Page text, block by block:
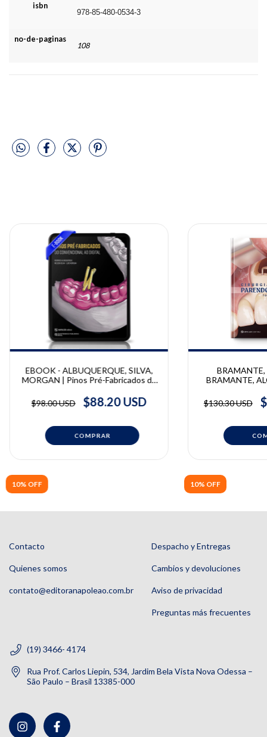
isbn
978-85-480-0534-3
no-de-paginas
108
10% OFF
EBOOK - ALBUQUERQUE, SILVA,
MORGAN | Pinos Pré-Fabricados do
Albuquerque - Nelson Silva - Luís
Morgan
$98.00 USD $88.20 USD
10% OFF
BRAMANTE,
BRAMANTE,
Ricardo
Bramante,
$130.30 USD
Contacto
Quienes somos
contato@editoranapoleao.com.br
Despacho y Entregas
Cambios y devoluciones
Aviso de privacidad
Preguntas más frecuentes
(19) 3466- 4174
Rua Prof. Carlos Liepin, 534, Jardim Bela Vista Nova Odessa –
São Paulo – Brasil 13385-000